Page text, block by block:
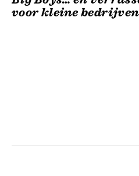
voor kleine bedrijven